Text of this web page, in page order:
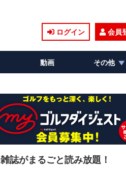
ログイン 会員
動画 その他
雑誌がまるごと読み放題！